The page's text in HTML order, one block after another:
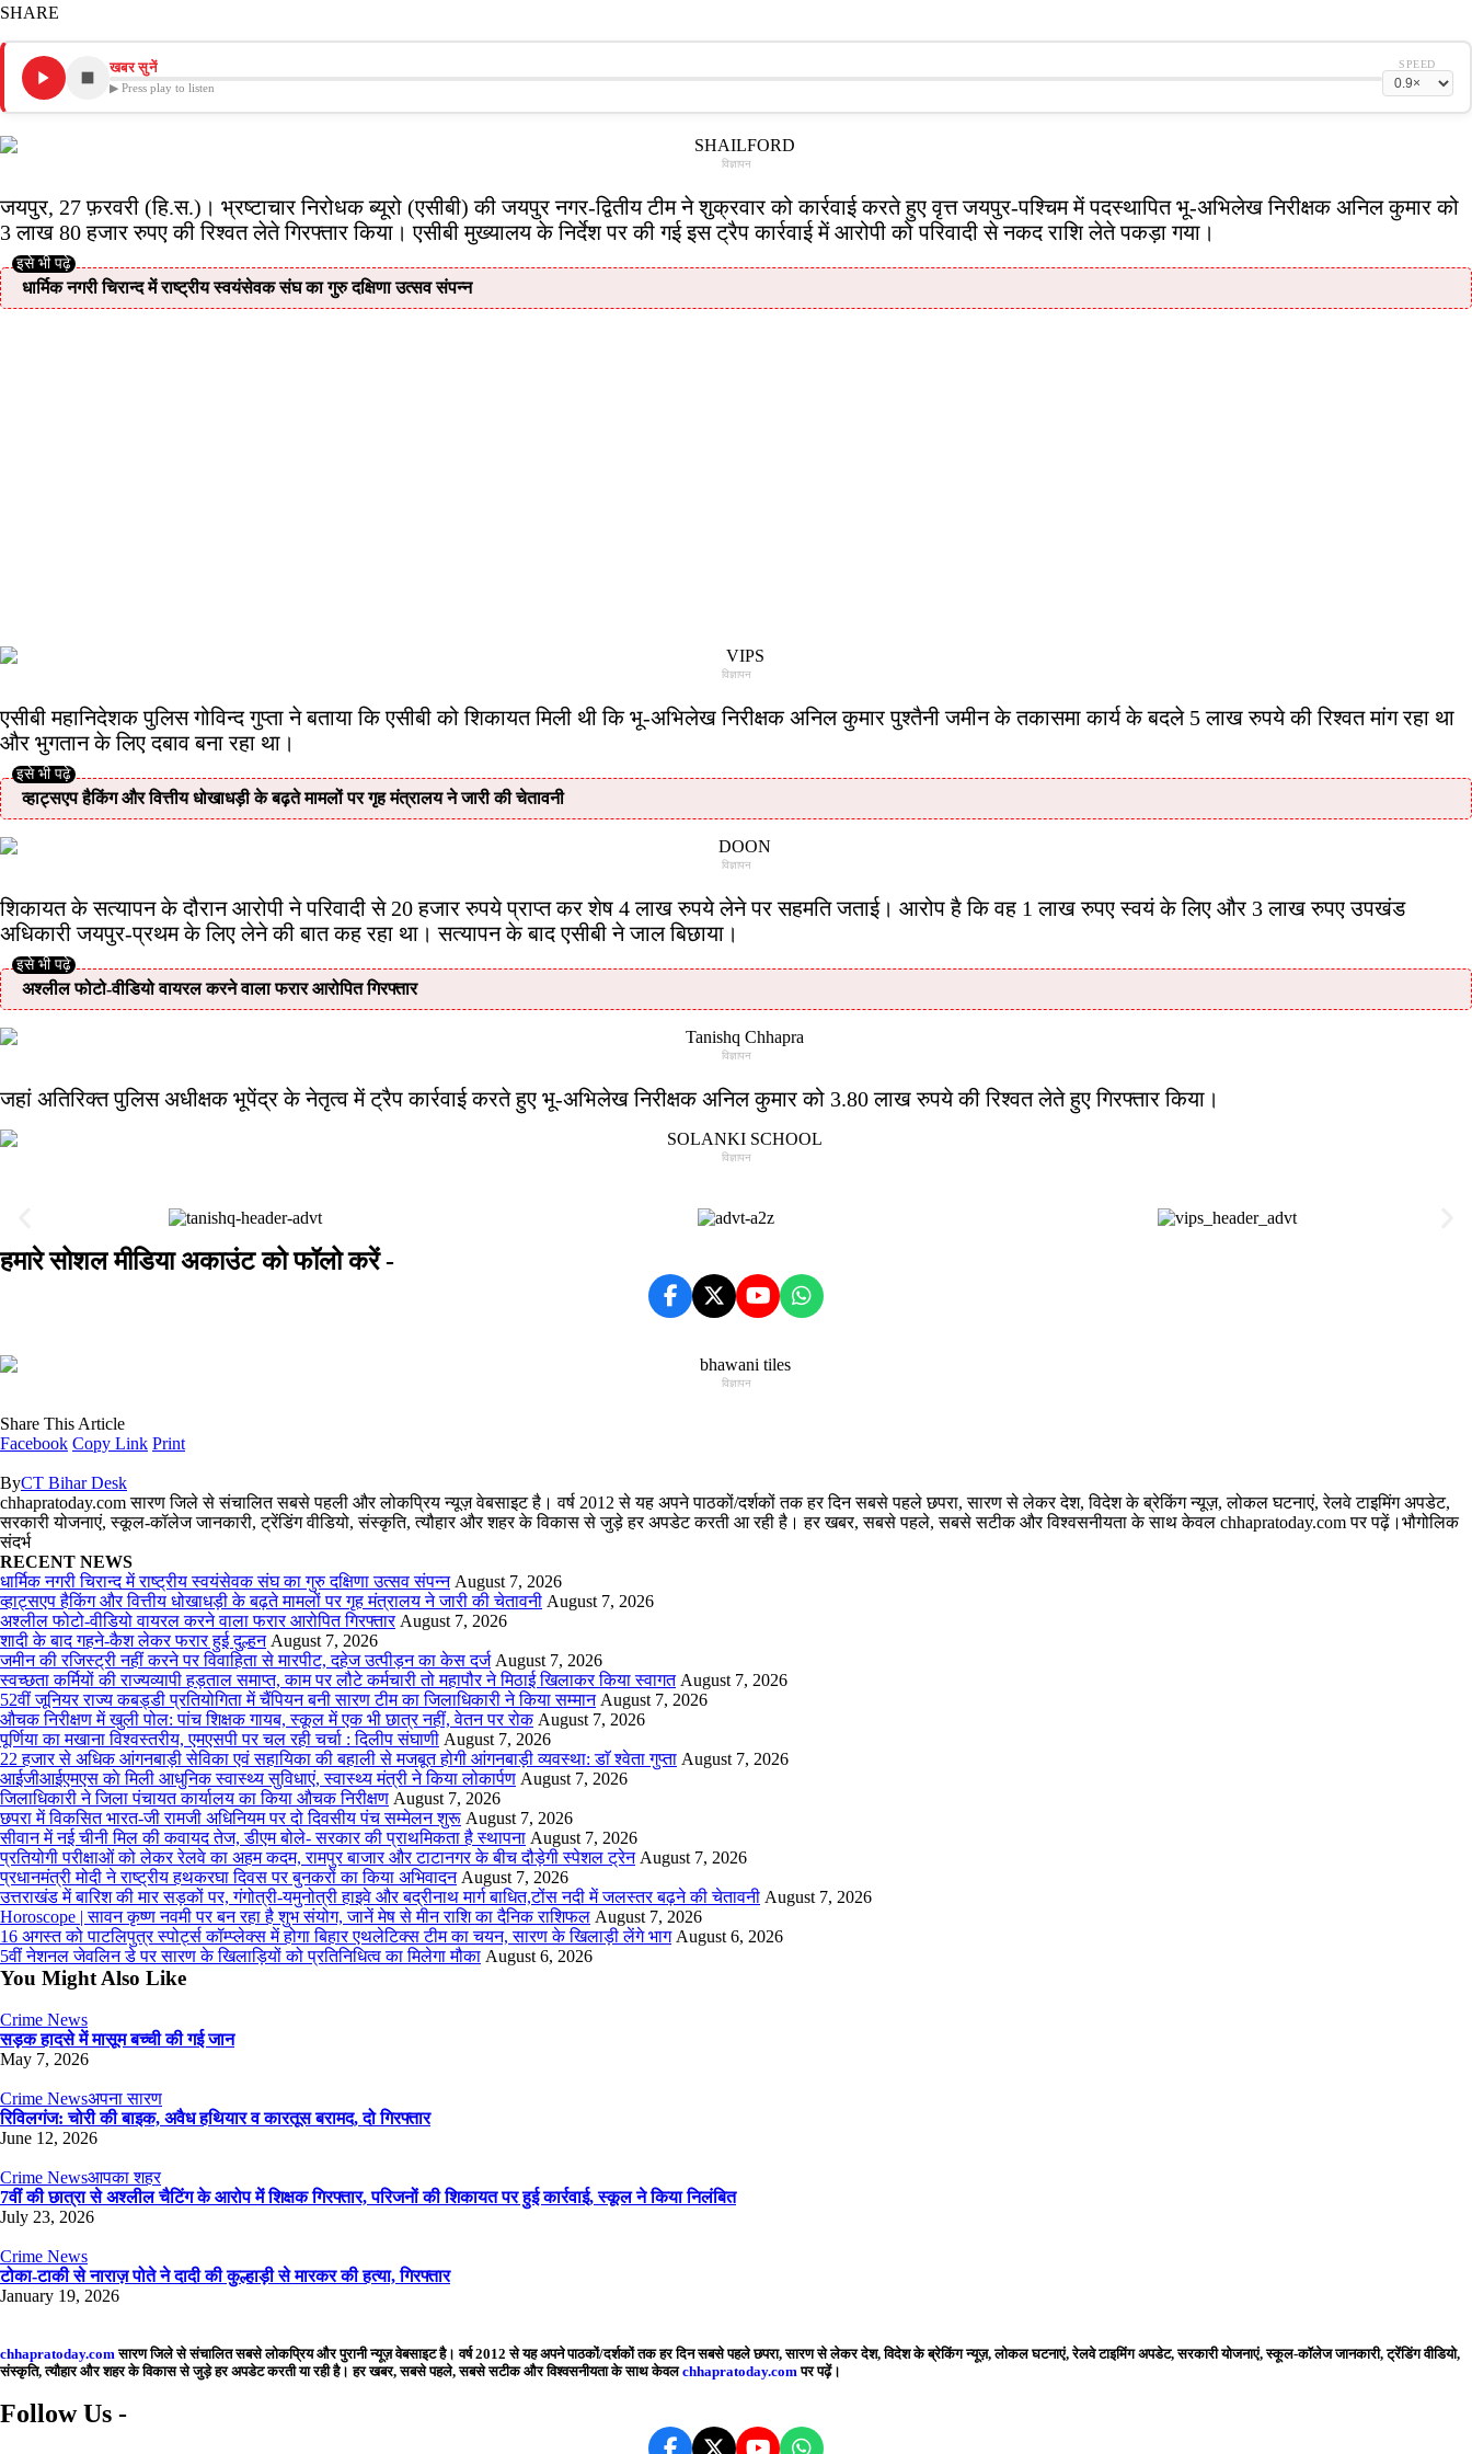
SHARE
खबर सुनें
▶ Press play to listen
SPEED
विज्ञापन
जयपुर, 27 फ़रवरी (हि.स.)। भ्रष्टाचार निरोधक ब्यूरो (एसीबी) की जयपुर नगर-द्वितीय टीम ने शुक्रवार को कार्रवाई करते हुए वृत्त जयपुर-पश्चिम में पदस्थापित भू-अभिलेख निरीक्षक अनिल कुमार को
3 लाख 80 हजार रुपए की रिश्वत लेते गिरफ्तार किया। एसीबी मुख्यालय के निर्देश पर की गई इस ट्रैप कार्रवाई में आरोपी को परिवादी से नकद राशि लेते पकड़ा गया।
धार्मिक नगरी चिरान्द में राष्ट्रीय स्वयंसेवक संघ का गुरु दक्षिणा उत्सव संपन्न
विज्ञापन
एसीबी महानिदेशक पुलिस गोविन्द गुप्ता ने बताया कि एसीबी को शिकायत मिली थी कि भू-अभिलेख निरीक्षक अनिल कुमार पुश्तैनी जमीन के तकासमा कार्य के बदले 5 लाख रुपये की रिश्वत मांग रहा था
और भुगतान के लिए दबाव बना रहा था।
व्हाट्सएप हैकिंग और वित्तीय धोखाधड़ी के बढ़ते मामलों पर गृह मंत्रालय ने जारी की चेतावनी
विज्ञापन
शिकायत के सत्यापन के दौरान आरोपी ने परिवादी से 20 हजार रुपये प्राप्त कर शेष 4 लाख रुपये लेने पर सहमति जताई। आरोप है कि वह 1 लाख रुपए स्वयं के लिए और 3 लाख रुपए उपखंड
अधिकारी जयपुर-प्रथम के लिए लेने की बात कह रहा था। सत्यापन के बाद एसीबी ने जाल बिछाया।
अश्लील फोटो-वीडियो वायरल करने वाला फरार आरोपित गिरफ्तार
विज्ञापन
जहां अतिरिक्त पुलिस अधीक्षक भूपेंद्र के नेतृत्व में ट्रैप कार्रवाई करते हुए भू-अभिलेख निरीक्षक अनिल कुमार को 3.80 लाख रुपये की रिश्वत लेते हुए गिरफ्तार किया।
विज्ञापन
हमारे सोशल मीडिया अकाउंट को फॉलो करें -
विज्ञापन
Share This Article
Facebook Copy Link Print
ByCT Bihar Desk
chhapratoday.com सारण जिले से संचालित सबसे पहली और लोकप्रिय न्यूज़ वेबसाइट है। वर्ष 2012 से यह अपने पाठकों/दर्शकों तक हर दिन सबसे पहले छपरा, सारण से लेकर देश, विदेश के ब्रेकिंग न्यूज़, लोकल घटनाएं, रेलवे टाइमिंग अपडेट,
सरकारी योजनाएं, स्कूल-कॉलेज जानकारी, ट्रेंडिंग वीडियो, संस्कृति, त्यौहार और शहर के विकास से जुड़े हर अपडेट करती आ रही है। हर खबर, सबसे पहले, सबसे सटीक और विश्वसनीयता के साथ केवल chhapratoday.com पर पढ़ें।भौगोलिक
संदर्भ
RECENT NEWS
धार्मिक नगरी चिरान्द में राष्ट्रीय स्वयंसेवक संघ का गुरु दक्षिणा उत्सव संपन्न August 7, 2026
व्हाट्सएप हैकिंग और वित्तीय धोखाधड़ी के बढ़ते मामलों पर गृह मंत्रालय ने जारी की चेतावनी August 7, 2026
अश्लील फोटो-वीडियो वायरल करने वाला फरार आरोपित गिरफ्तार August 7, 2026
शादी के बाद गहने-कैश लेकर फरार हुई दुल्हन August 7, 2026
जमीन की रजिस्ट्री नहीं करने पर विवाहिता से मारपीट, दहेज उत्पीड़न का केस दर्ज August 7, 2026
स्वच्छता कर्मियों की राज्यव्यापी हड़ताल समाप्त, काम पर लौटे कर्मचारी तो महापौर ने मिठाई खिलाकर किया स्वागत August 7, 2026
52वीं जूनियर राज्य कबड्डी प्रतियोगिता में चैंपियन बनी सारण टीम का जिलाधिकारी ने किया सम्मान August 7, 2026
औचक निरीक्षण में खुली पोल: पांच शिक्षक गायब, स्कूल में एक भी छात्र नहीं, वेतन पर रोक August 7, 2026
पूर्णिया का मखाना विश्वस्तरीय, एमएसपी पर चल रही चर्चा : दिलीप संघाणी August 7, 2026
22 हजार से अधिक आंगनबाड़ी सेविका एवं सहायिका की बहाली से मजबूत होगी आंगनबाड़ी व्यवस्था: डाॅ श्वेता गुप्ता August 7, 2026
आईजीआईएमएस काे मिली आधुनिक स्वास्थ्य सुविधाएं, स्वास्थ्य मंत्री ने किया लोकार्पण August 7, 2026
जिलाधिकारी ने जिला पंचायत कार्यालय का किया औचक निरीक्षण August 7, 2026
छपरा में विकसित भारत-जी रामजी अधिनियम पर दो दिवसीय पंच सम्मेलन शुरू August 7, 2026
सीवान में नई चीनी मिल की कवायद तेज, डीएम बोले- सरकार की प्राथमिकता है स्थापना August 7, 2026
प्रतियोगी परीक्षाओं को लेकर रेलवे का अहम कदम, रामपुर बाजार और टाटानगर के बीच दौड़ेगी स्पेशल ट्रेन August 7, 2026
प्रधानमंत्री मोदी ने राष्ट्रीय हथकरघा दिवस पर बुनकरों का किया अभिवादन August 7, 2026
उत्तराखंड में बारिश की मार सड़कों पर, गंगोत्री-यमुनोत्री हाइवे और बद्रीनाथ मार्ग बाधित,टोंस नदी में जलस्तर बढ़ने की चेतावनी August 7, 2026
Horoscope | सावन कृष्ण नवमी पर बन रहा है शुभ संयोग, जानें मेष से मीन राशि का दैनिक राशिफल August 7, 2026
16 अगस्त को पाटलिपुत्र स्पोर्ट्स कॉम्प्लेक्स में होगा बिहार एथलेटिक्स टीम का चयन, सारण के खिलाड़ी लेंगे भाग August 6, 2026
5वीं नेशनल जेवलिन डे पर सारण के खिलाड़ियों को प्रतिनिधित्व का मिलेगा मौका August 6, 2026
You Might Also Like
Crime News
सड़क हादसे में मासूम बच्ची की गई जान
May 7, 2026
Crime Newsअपना सारण
रिविलगंज: चोरी की बाइक, अवैध हथियार व कारतूस बरामद, दो गिरफ्तार
June 12, 2026
Crime Newsआपका शहर
7वीं की छात्रा से अश्लील चैटिंग के आरोप में शिक्षक गिरफ्तार, परिजनों की शिकायत पर हुई कार्रवाई, स्कूल ने किया निलंबित
July 23, 2026
Crime News
टोका-टाकी से नाराज़ पोते ने दादी की कुल्हाड़ी से मारकर की हत्या, गिरफ्तार
January 19, 2026
chhapratoday.comसारण जिले से संचालित सबसे लोकप्रिय और पुरानी न्यूज़ वेबसाइट है। वर्ष 2012 से यह अपने पाठकों/दर्शकों तक हर दिन सबसे पहले छपरा, सारण से लेकर देश, विदेश के ब्रेकिंग न्यूज़, लोकल घटनाएं, रेलवे टाइमिंग अपडेट, सरकारी योजनाएं, स्कूल-कॉलेज जानकारी, ट्रेंडिंग वीडियो,
संस्कृति, त्यौहार और शहर के विकास से जुड़े हर अपडेट करती या रही है। हर खबर, सबसे पहले, सबसे सटीक और विश्वसनीयता के साथ केवलchhapratoday.comपर पढ़ें।
Follow Us -